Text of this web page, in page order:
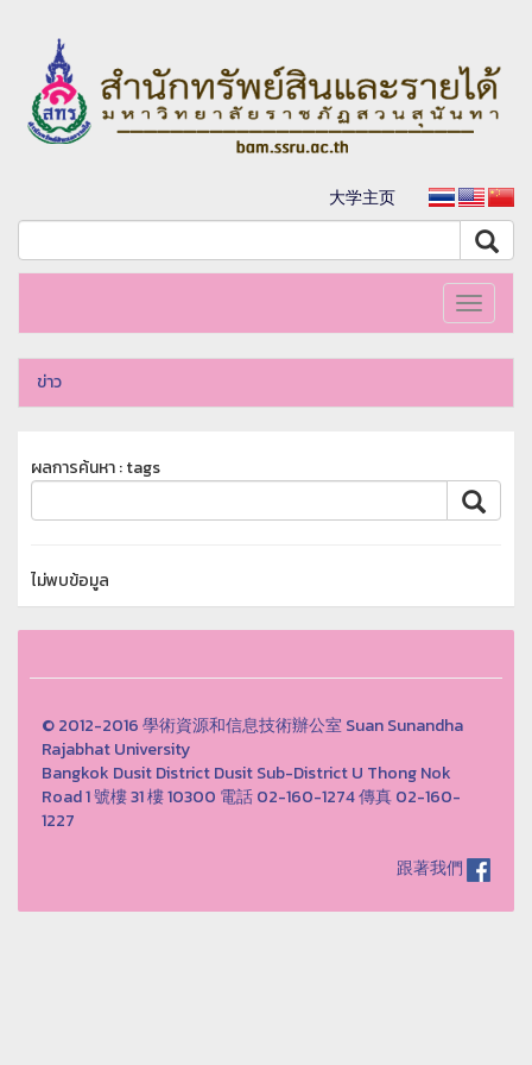
大学主页
Toggle
ข่าว
ผลการค้นหา : tags
ไม่พบข้อมูล
© 2012-2016 學術資源和信息技術辦公室 Suan Sunandha
Rajabhat University
Bangkok Dusit District Dusit Sub-District U Thong Nok
Road 1 號樓 31 樓 10300 電話 02-160-1274 傳真 02-160-
1227
跟著我們